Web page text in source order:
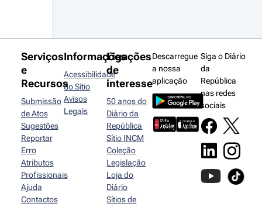
Serviços
e
Recursos
Submissão
de Atos
Sugestões
Reportar
Erro
Atributos
Profissionais
Ajuda
Contactos
Informações
Acessibilidade
do Sítio
Avisos
Legais
Ligações
de
interesse
50 anos do
Diário da
República
Sítio INCM
Coleção
Legislação
Loja do
Diário
Sítios de
Descarregue
a nossa
aplicação
Siga o Diário
da
República
nas redes
sociais